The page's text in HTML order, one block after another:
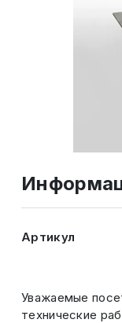
Артикул
Уважаемые
технические